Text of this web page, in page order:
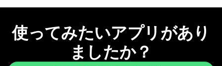
使ってみたいアプリがあり
ましたか？